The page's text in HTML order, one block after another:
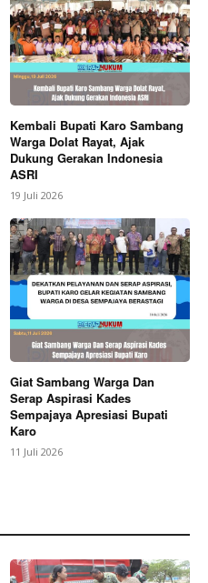
Kembali Bupati Karo Sambang
Warga Dolat Rayat, Ajak
Dukung Gerakan Indonesia
ASRI
19 Juli 2026
Giat Sambang Warga Dan
Serap Aspirasi Kades
Sempajaya Apresiasi Bupati
Karo
11 Juli 2026